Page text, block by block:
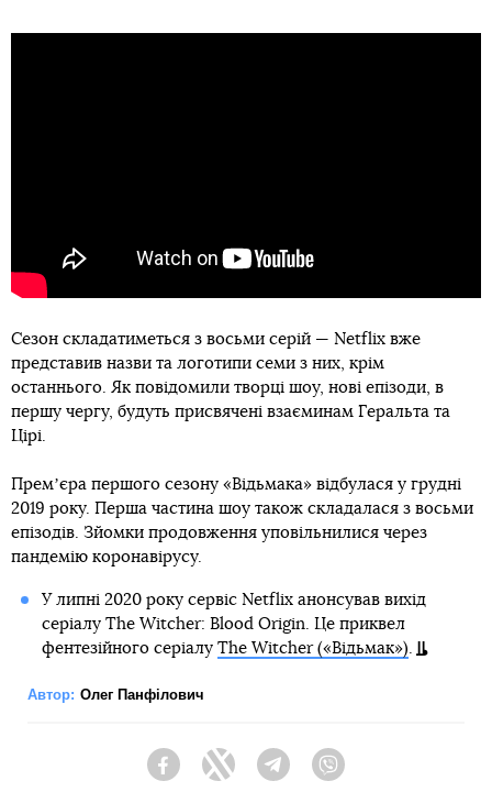
Сезон складатиметься з восьми серій — Netflix вже
представив назви та логотипи семи з них, крім
останнього. Як повідомили творці шоу, нові епізоди, в
першу чергу, будуть присвячені взаєминам Геральта та
Цірі.
Премʼєра першого сезону «Відьмака» відбулася у грудні
2019 року. Перша частина шоу також складалася з восьми
епізодів. Зйомки продовження уповільнилися через
пандемію коронавірусу.
У липні 2020 року сервіс Netflix анонсував вихід
серіалу The Witcher: Blood Origin. Це приквел
фентезійного серіалу The Witcher («Відьмак»).
Автор: Олег Панфілович
FacebookTwitter Telegram